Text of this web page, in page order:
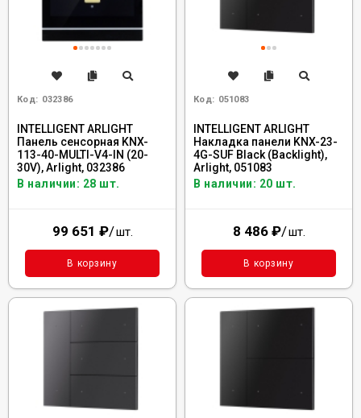
Код: 032386
INTELLIGENT ARLIGHT
Панель сенсорная KNX-
113-40-MULTI-V4-IN (20-
30V), Arlight, 032386
В наличии: 28 шт.
99 651 ₽/шт.
В корзину
Код: 051083
INTELLIGENT ARLIGHT
Накладка панели KNX-23-
4G-SUF Black (Backlight),
Arlight, 051083
В наличии: 20 шт.
8 486 ₽/шт.
В корзину